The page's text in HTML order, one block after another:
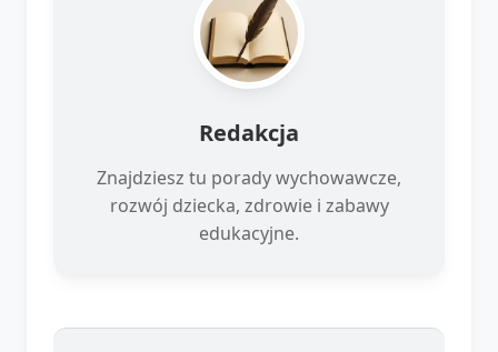
Redakcja
Znajdziesz tu porady wychowawcze,
rozwój dziecka, zdrowie i zabawy
edukacyjne.